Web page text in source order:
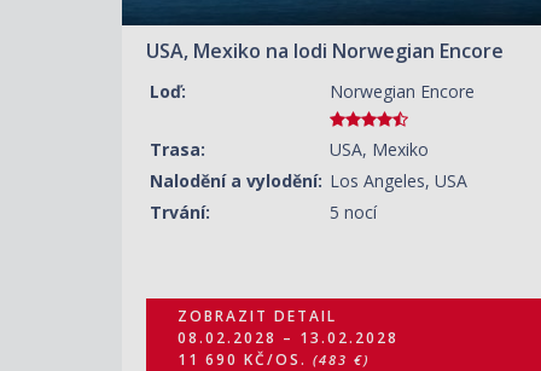
USA, Mexiko na lodi Norwegian Encore
Loď: Norwegian Encore
Trasa:
USA, Mexiko
Nalodění a vylodění: Los Angeles, USA
Trvání:
5 nocí
ZOBRAZIT DETAIL
08.02.2028 – 13.02.2028
11 690 KČ/OS. (483 €)